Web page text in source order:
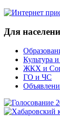
Для
Культура
ЖКХ и
ГО и ЧС